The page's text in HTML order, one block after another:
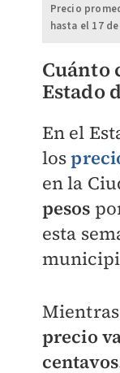
Precio
hasta el 17
​Cuánto
Estado
En el
los
en la
pesos
esta
precio